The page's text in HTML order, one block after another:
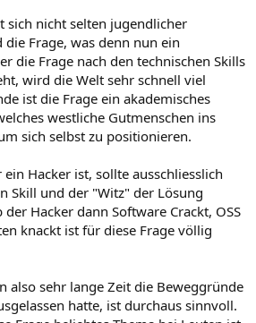
sich nicht selten jugendlicher
Frage, was denn nun ein
die Frage nach den technischen Skills
wird die Welt sehr schnell viel
ist die Frage ein akademisches
westliche Gutmenschen ins
sich selbst zu positionieren.
Hacker ist, sollte ausschliesslich
Skill und der "Witz" der Lösung
Hacker dann Software Crackt, OSS
knackt ist für diese Frage völlig
also sehr lange Zeit die Beweggründe
hatte, ist durchaus sinnvoll.